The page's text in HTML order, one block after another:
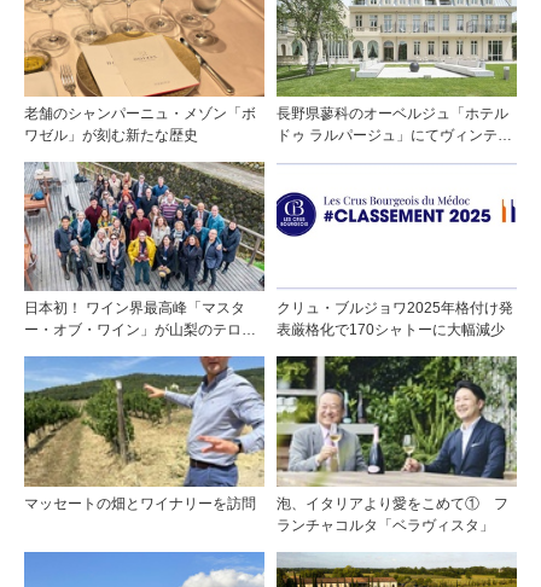
老舗のシャンパーニュ・メゾン「ボ
ワゼル」が刻む新たな歴史
長野県蓼科のオーベルジュ「ホテル
ドゥ ラルパージュ」にてヴィンテー
か計7アイテムのワインペアリング
日本初！ ワイン界最高峰「マスタ
ー・オブ・ワイン」が山梨のテロワ
クリュ・ブルジョワ2025年格付け発
表厳格化で170シャトーに大幅減少
マッセートの畑とワイナリーを訪問
泡、イタリアより愛をこめて① フ
ランチャコルタ「ベラヴィスタ」